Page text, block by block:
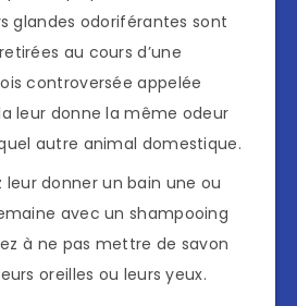
glandes odoriférantes sont
au cours d’une
controversée appelée
leur donne la même odeur
autre animal domestique.
leur donner un bain une ou
avec un shampooing
à ne pas mettre de savon
oreilles ou leurs yeux.